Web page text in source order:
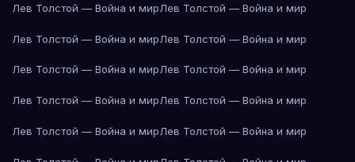
Лев Толстой — Война и мирЛев Толстой — Война и мир
Лев Толстой — Война и мирЛев Толстой — Война и мир
Лев Толстой — Война и мирЛев Толстой — Война и мир
Лев Толстой — Война и мирЛев Толстой — Война и мир
Лев Толстой — Война и мирЛев Толстой — Война и мир